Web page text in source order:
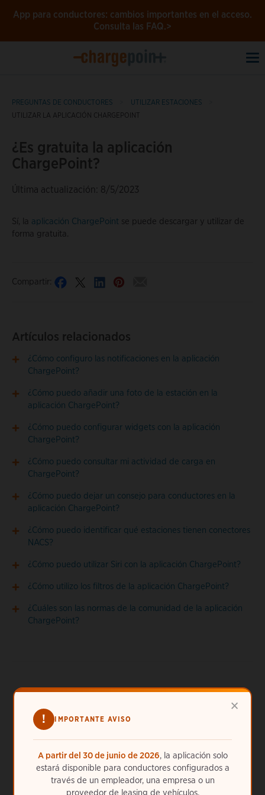
×
! IMPORTANTE AVISO
A partir del 30 de junio de 2026, la aplicación solo
estará disponible para conductores configurados a
través de un empleador, una empresa o un
proveedor de leasing de vehículos.
App para conductores: cambios importantes en el acceso.
Consulta las FAQ.>
PREGUNTAS DE CONDUCTORES
UTILIZAR ESTACIONES
UTILIZAR LA APLICACIÓN CHARGEPOINT
¿Es gratuita la aplicación
ChargePoint?
Última actualización: 8/5/2023
Sí, la aplicación ChargePoint se puede descargar y utilizar de
forma gratuita.
Compartir:
Artículos relacionados
¿Cómo configuro las notificaciones en la aplicación
ChargePoint?
¿Cómo puedo añadir una foto de la estación en la
aplicación ChargePoint?
¿Cómo puedo configurar widgets con la aplicación
ChargePoint?
¿Cómo puedo consultar mi actividad de carga en
ChargePoint?
¿Cómo puedo dejar un consejo para conductores en la
aplicación ChargePoint?
¿Cómo puedo identificar qué estaciones tienen conectores
NACS?
¿Cómo puedo utilizar Siri con la aplicación ChargePoint?
¿Cómo utilizo los filtros de la aplicación ChargePoint?
¿Cuáles son las normas de la comunidad de la aplicación
ChargePoint?
ChargePoint está siempre a tu disposición. Llámanos las
24 h, los 7 días de la semana al
34 (800) 300088 u
ayuda en línea